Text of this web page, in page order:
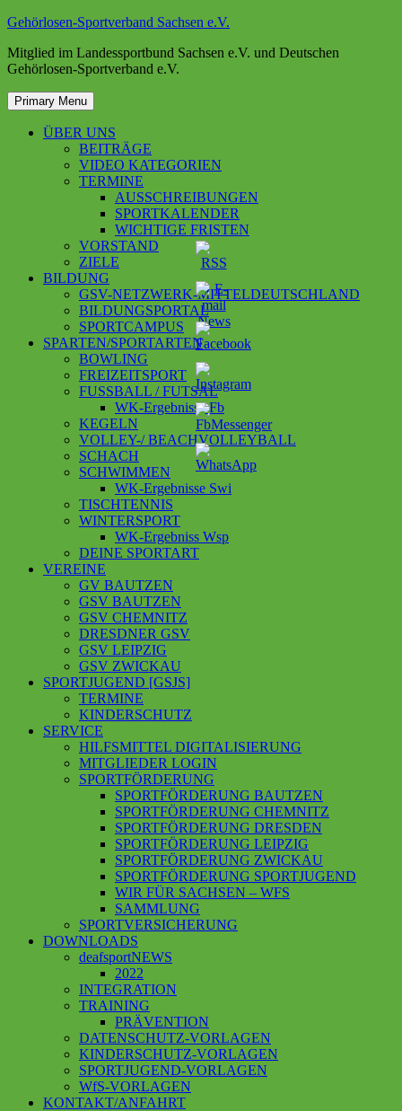
Skip
content
Gehörlosen-Sportverband Sachsen e.V.
Mitglied im Landessportbund Sachsen e.V. und Deutschen
Gehörlosen-Sportverband e.V.
Primary Menu
ÜBER UNS
BEITRÄGE
VIDEO KATEGORIEN
TERMINE
AUSSCHREIBUNGEN
SPORTKALENDER
WICHTIGE FRISTEN
VORSTAND
ZIELE
BILDUNG
GSV-NETZWERK-MITTELDEUTSCHLAND
BILDUNGSPORTAL
SPORTCAMPUS
SPARTEN/SPORTARTEN
BOWLING
FREIZEITSPORT
FUSSBALL / FUTSAL
WK-Ergebnisse Fb
KEGELN
VOLLEY-/ BEACHVOLLEYBALL
SCHACH
SCHWIMMEN
WK-Ergebnisse Swi
TISCHTENNIS
WINTERSPORT
WK-Ergebniss Wsp
DEINE SPORTART
VEREINE
GV BAUTZEN
GSV BAUTZEN
GSV CHEMNITZ
DRESDNER GSV
GSV LEIPZIG
GSV ZWICKAU
SPORTJUGEND [GSJS]
TERMINE
KINDERSCHUTZ
SERVICE
HILFSMITTEL DIGITALISIERUNG
MITGLIEDER LOGIN
SPORTFÖRDERUNG
SPORTFÖRDERUNG BAUTZEN
SPORTFÖRDERUNG CHEMNITZ
SPORTFÖRDERUNG DRESDEN
SPORTFÖRDERUNG LEIPZIG
SPORTFÖRDERUNG ZWICKAU
SPORTFÖRDERUNG SPORTJUGEND
WIR FÜR SACHSEN – WFS
SAMMLUNG
SPORTVERSICHERUNG
DOWNLOADS
deafsportNEWS
2022
INTEGRATION
TRAINING
PRÄVENTION
DATENSCHUTZ-VORLAGEN
KINDERSCHUTZ-VORLAGEN
SPORTJUGEND-VORLAGEN
WfS-VORLAGEN
KONTAKT/ANFAHRT